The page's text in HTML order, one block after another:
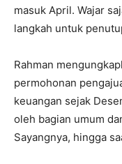
masuk April. Wajar
langkah untuk
Rahman
permohonan
keuangan sejak
oleh bagian umum
Sayangnya, hingga